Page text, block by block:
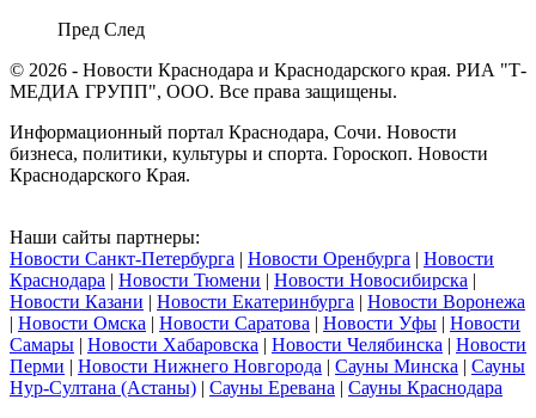
Пред След
© 2026 - Новости Краснодара и Краснодарского края. РИА "Т-
МЕДИА ГРУПП", ООО. Все права защищены.
Информационный портал Краснодара, Сочи. Новости
бизнеса, политики, культуры и спорта. Гороскоп. Новости
Краснодарского Края.
Наши сайты партнеры:
Новости Санкт-Петербурга | Новости Оренбурга | Новости
Краснодара | Новости Тюмени | Новости Новосибирска |
Новости Казани | Новости Екатеринбурга | Новости Воронежа
| Новости Омска | Новости Саратова | Новости Уфы | Новости
Самары | Новости Хабаровска | Новости Челябинска | Новости
Перми | Новости Нижнего Новгорода | Сауны Минска | Сауны
Нур-Султана (Астаны) | Сауны Еревана | Сауны Краснодара